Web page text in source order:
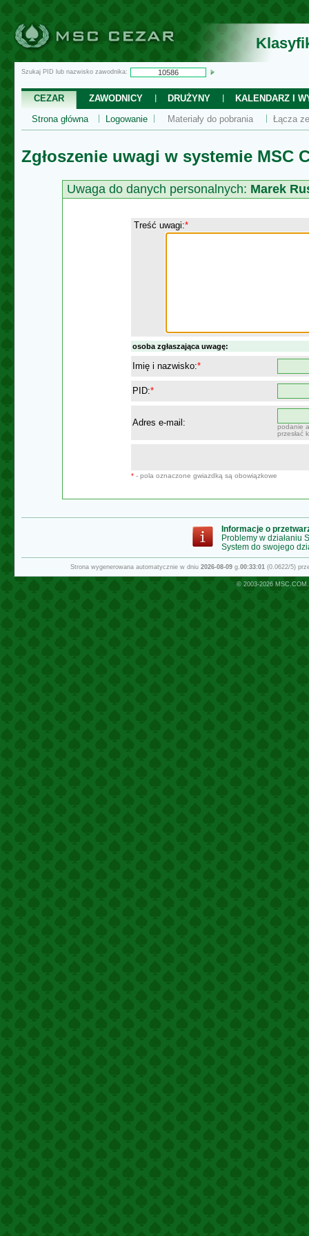
Szukaj PID lub nazwisko zawodnika:
CEZAR ZAWODNICY DRUŻYNY
KALENDARZ I
Strona główna
Logowanie Materiały do pobrania Łącza
Zgłoszenie uwagi w systemie MSC
Uwaga do danych personalnych: Marek
Treść uwagi:*
osoba zgłaszająca uwagę:
Imię i nazwisko:*
PID:*
Adres e-mail:
podanie
przesłać
* - pola oznaczone gwiazdką są obowiązkowe
Informacje o
Problemy w działaniu
System do swojego
Strona wygenerowana automatycznie w dniu 2026-08-09g.00:33:01(0.0622/5)
© 2003-2026